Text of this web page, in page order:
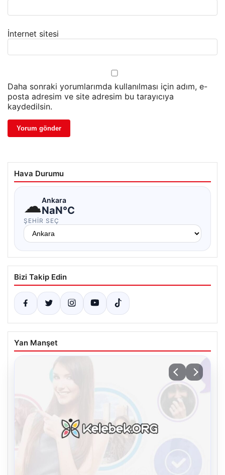
İnternet sitesi
Daha sonraki yorumlarımda kullanılması için adım, e-
posta adresim ve site adresim bu tarayıcıya
kaydedilsin.
Hava Durumu
☁Ankara
NaN°C
ŞEHIR SEÇ
Bizi Takip Edin
Yan Manşet